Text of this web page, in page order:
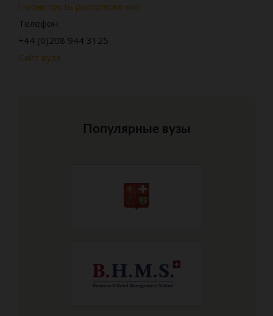
Посмотреть расположение
Телефон:
+44 (0)208 944 3125
Сайт вуза
Популярные вузы